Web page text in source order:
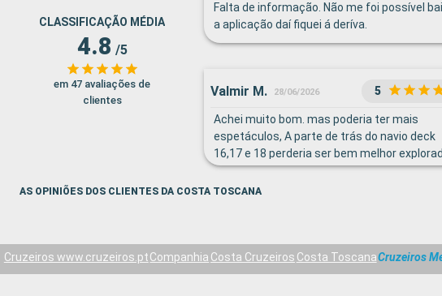
CLASSIFICAÇÃO MÉDIA
4.8 /5
em 47 avaliações de
clientes
Falta de informação. Não me foi possível
a aplicação daí fiquei á deríva.
Valmir M. 28/06/2026 5
Achei muito bom. mas poderia ter mais
espetáculos, A parte de trás do navio deck
16,17 e 18 perderia ser bem melhor
com melhores eventos diurnos ( fim de
AS OPINIÕES DOS CLIENTES DA COSTA TOSCANA
Cruzeiros www.cruzeiros.ptCompanhia Costa Cruzeiros Costa ToscanaCruzeiros